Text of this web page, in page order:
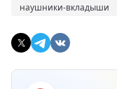
наушники-вкладыши